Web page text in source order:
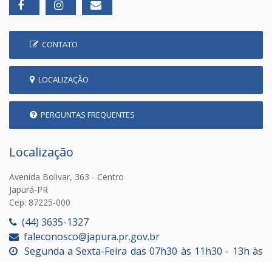
CONTATO
LOCALIZAÇÃO
PERGUNTAS FREQUENTES
Localização
Avenida Bolivar, 363 - Centro
Japurá-PR
Cep: 87225-000
(44) 3635-1327
faleconosco@japura.pr.gov.br
Segunda a Sexta-Feira das 07h30 às 11h30 - 13h às